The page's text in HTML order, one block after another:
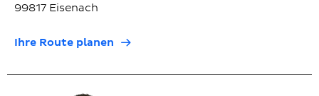
99817 Eisenach
Ihre Route planen